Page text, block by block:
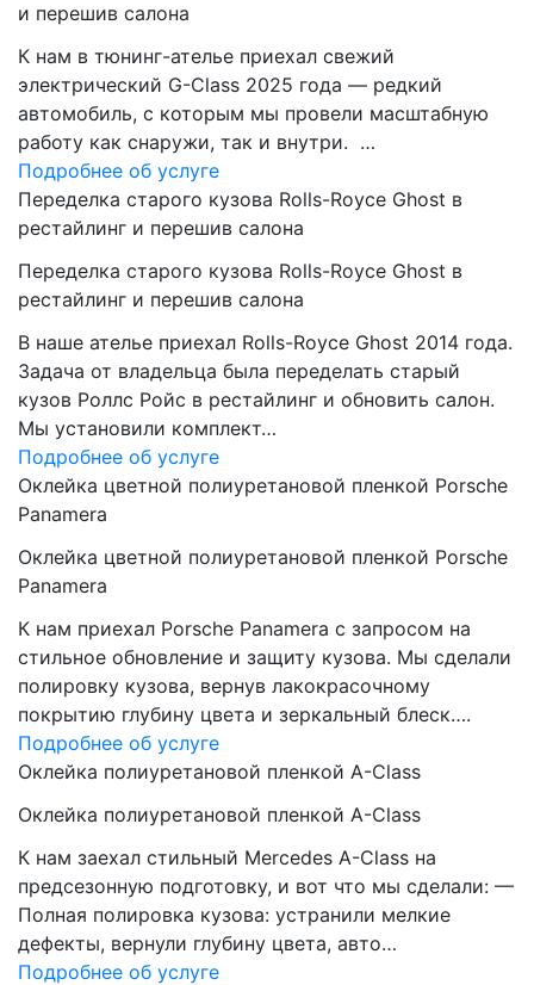
и перешив салона
К нам в тюнинг-ателье приехал свежий
электрический G-Class 2025 года — редкий
автомобиль, с которым мы провели масштабную
работу как снаружи, так и внутри. …
Подробнее об услуге
Переделка старого кузова Rolls-Royce Ghost в
рестайлинг и перешив салона
Переделка старого кузова Rolls-Royce Ghost в
рестайлинг и перешив салона
В наше ателье приехал Rolls-Royce Ghost 2014 года.
Задача от владельца была переделать старый
кузов Роллс Ройс в рестайлинг и обновить салон.
Мы установили комплект…
Подробнее об услуге
Оклейка цветной полиуретановой пленкой Porsche
Panamera
Оклейка цветной полиуретановой пленкой Porsche
Panamera
К нам приехал Porsche Panamera с запросом на
стильное обновление и защиту кузова. Мы сделали
полировку кузова, вернув лакокрасочному
покрытию глубину цвета и зеркальный блеск….
Подробнее об услуге
Оклейка полиуретановой пленкой A-Class
Оклейка полиуретановой пленкой A-Class
К нам заехал стильный Mercedes A-Class на
предсезонную подготовку, и вот что мы сделали: —
Полная полировка кузова: устранили мелкие
дефекты, вернули глубину цвета, авто…
Подробнее об услуге